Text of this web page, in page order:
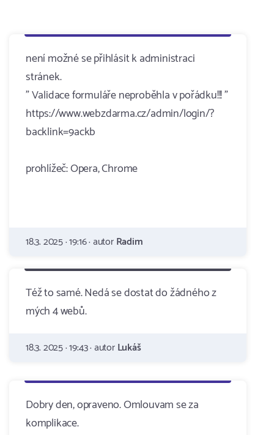
není možné se přihlásit k administraci
stránek.
" Validace formuláře neproběhla v pořádku!!! "
https://www.webzdarma.cz/admin/login/?
backlink=9ackb
prohlížeč: Opera, Chrome
18.3. 2025 · 19:16 · autorRadim
Též to samé. Nedá se dostat do žádného z
mých 4 webů.
18.3. 2025 · 19:43 · autorLukáš
Dobry den, opraveno. Omlouvam se za
komplikace.